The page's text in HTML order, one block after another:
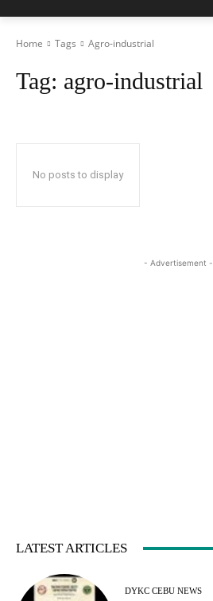
Home Tags Agro-industrial
Tag: agro-industrial
No posts to display
- Advertisement -
LATEST ARTICLES
DYKC CEBU NEWS